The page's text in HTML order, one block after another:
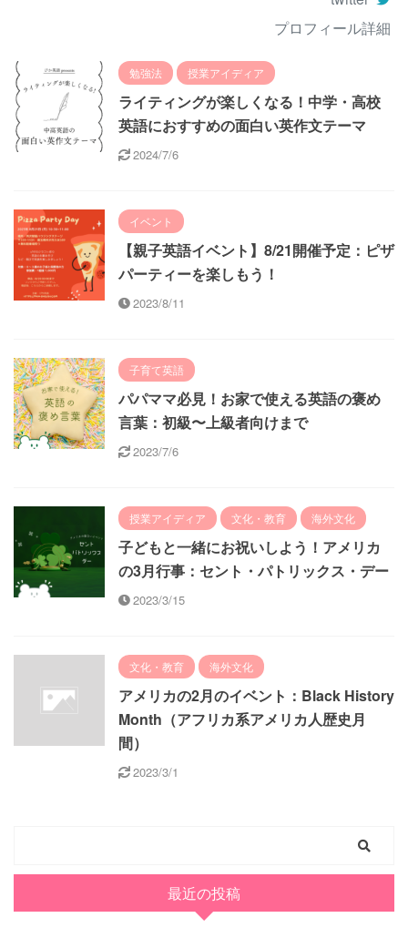
プロフィール詳細
勉強法 授業アイディア
ライティングが楽しくなる！中学・高校
英語におすすめの面白い英作文テーマ
2024/7/6
イベント
【親子英語イベント】8/21開催予定：ピザ
パーティーを楽しもう！
2023/8/11
子育て英語
パパママ必見！お家で使える英語の褒め
言葉：初級〜上級者向けまで
2023/7/6
授業アイディア 文化・教育 海外文化
子どもと一緒にお祝いしよう！アメリカ
の3月行事：セント・パトリックス・デー
2023/3/15
文化・教育 海外文化
アメリカの2月のイベント：Black History
Month（アフリカ系アメリカ人歴史月
間）
2023/3/1
最近の投稿